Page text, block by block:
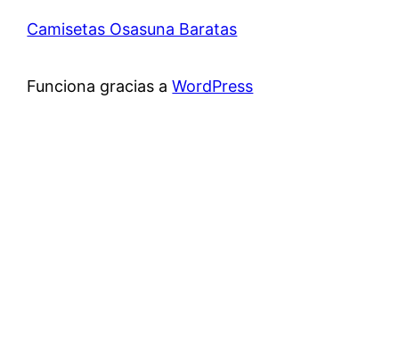
Camisetas Osasuna Baratas
Funciona gracias aWordPress